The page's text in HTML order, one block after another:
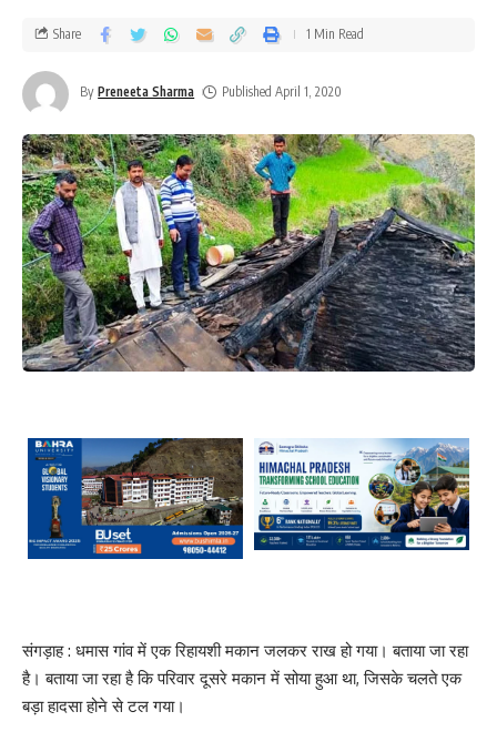
By Preneeta Sharma Published April 1, 2020
Share 1 Min Read
संगड़ाह : धमास गांव में एक रिहायशी मकान जलकर राख हो गया। बताया जा रहा
है। बताया जा रहा है कि परिवार दूसरे मकान में सोया हुआ था, जिसके चलते एक
बड़ा हादसा होने से टल गया।